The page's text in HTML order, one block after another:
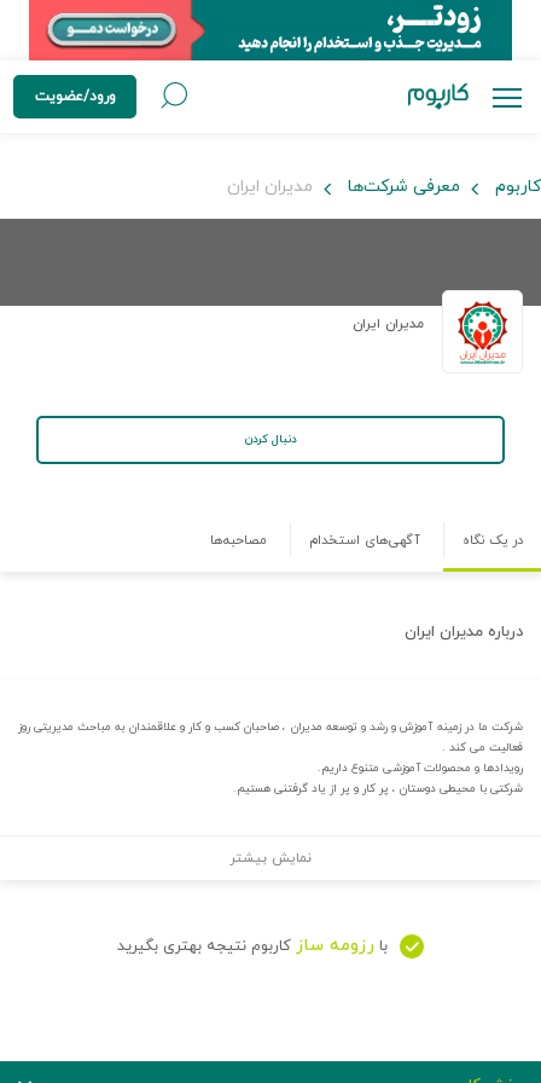
ورود/عضویت
کاربوم معرفی شرکت‌ها مدیران ایران
مدیران ایران
دنبال کردن
در یک نگاه آگهی‌های استخدام مصاحبه‌ها
درباره مدیران ایران
شرکت ما در زمینه آموزش و رشد و توسعه مدیران ، صاحبان کسب و کار و علاقمندان به مباحث مدیریتی روز
فعالیت می کند .
رویدادها و محصولات آموزشی متنوع داریم.
شرکتی با محیطی دوستان ، پر کار و پر از یاد گرفتنی هستیم.
نمایش بیشتر
با رزومه ساز کاربوم نتیجه بهتری بگیرید